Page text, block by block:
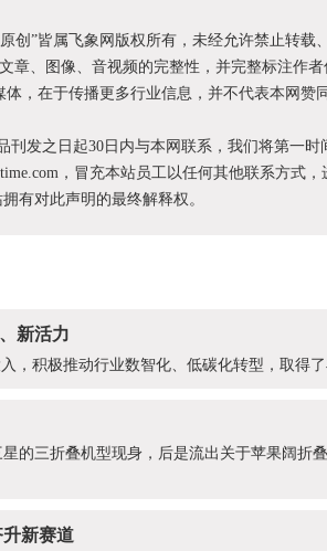
创”皆属飞象网版权所有，未经允许禁止转载
章、图像、音视频的完整性，并完整标注作者
，在于传播更多行业信息，并不代表本网赞
发之日起30日内与本网联系，我们将第一时
，冒充本站员工以任何其他联系方式，
有对此声明的最终解释权。
新活力
，积极推动行业数智化、低碳化转型，取得了
的三折叠机型现身，后是流出关于苹果阔折
新赛道